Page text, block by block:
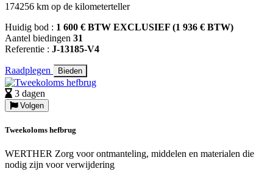
174256 km op de kilometerteller
Huidig bod : 1 600 € BTW EXCLUSIEF (1 936 € BTW)
Aantel biedingen 31
Referentie : J-13185-V4
Raadplegen Bieden
3 dagen
Volgen
Tweekoloms hefbrug
WERTHER Zorg voor ontmanteling, middelen en materialen die
nodig zijn voor verwijdering